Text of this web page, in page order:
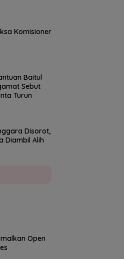
Komisioner
Baitul
Sebut
Turun
Disorot,
Diambil Alih
Open